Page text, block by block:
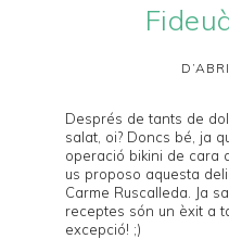
Després de tants de
salat, oi? Doncs bé, ja
operació bikini de cara
us proposo aquesta
Carme Ruscalleda . Ja
receptes són un èxit a
excepció! ;)